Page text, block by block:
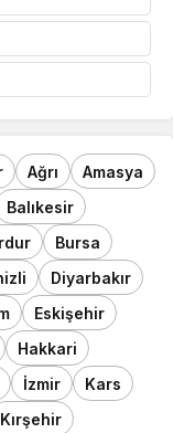
Ağrı
Amasya
Balıkesir
Bursa
Diyarbakır
Eskişehir
Hakkari
İzmir
Kars
Kırşehir